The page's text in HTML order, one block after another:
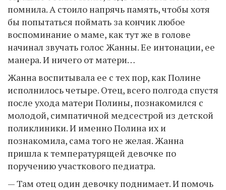
помнила. А стоило напрячь память, чтобы хотя
бы попытаться поймать за кончик любое
воспоминание о маме, как тут же в голове
начинал звучать голос Жанны. Ее интонации, ее
манера. И ничего от матери…
Жанна воспитывала ее с тех пор, как Полине
исполнилось четыре. Отец, всего полгода спустя
после ухода матери Полины, познакомился с
молодой, симпатичной медсестрой из детской
поликлиники. И именно Полина их и
познакомила, сама того не желая. Жанна
пришла к температурящей девочке по
поручению участкового педиатра.
— Там отец один девочку поднимает. И помочь